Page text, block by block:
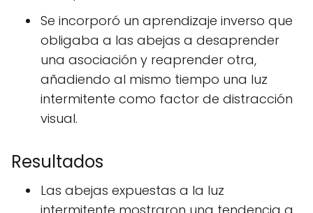
Se incorporó un aprendizaje inverso que
obligaba a las abejas a desaprender
una asociación y reaprender otra,
añadiendo al mismo tiempo una luz
intermitente como factor de distracción
visual.
Resultados
Las abejas expuestas a la luz